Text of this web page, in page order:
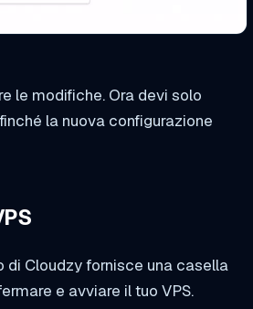
le modifiche. Ora devi solo
la nuova configurazione
di Cloudzy fornisce una casella
e avviare il tuo VPS.